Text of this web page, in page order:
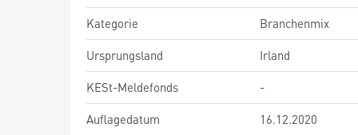
Kategorie
Branchenmix
Ursprungsland
Irland
KESt-Meldefonds
-
Auflagedatum
16.12.2020